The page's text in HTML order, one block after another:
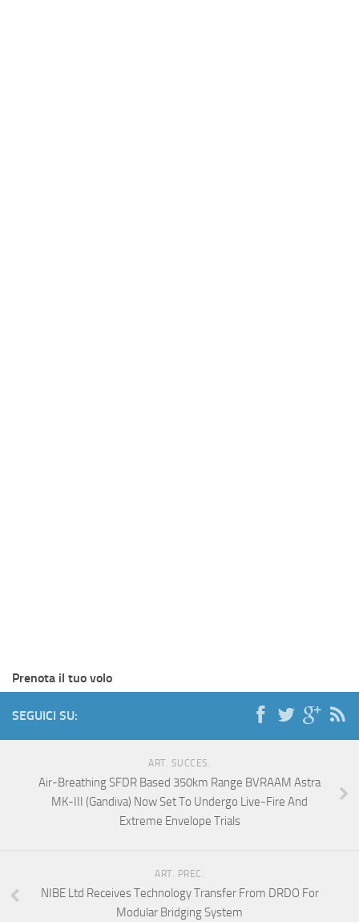
Prenota il tuo volo
SEGUICI SU:
ART. SUCCES.
Air-Breathing SFDR Based 350km Range BVRAAM Astra
MK-III (Gandiva) Now Set To Undergo Live-Fire And
Extreme Envelope Trials
ART. PREC.
NIBE Ltd Receives Technology Transfer From DRDO For
Modular Bridging System